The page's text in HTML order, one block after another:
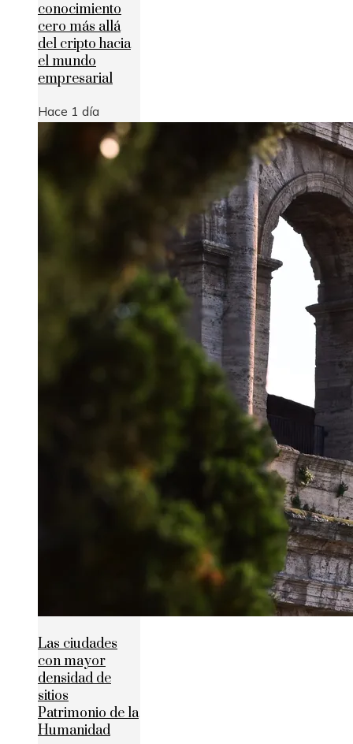
conocimiento
cero más allá
del cripto hacia
el mundo
empresarial
Hace 1 día
Las ciudades
con mayor
densidad de
sitios
Patrimonio de la
Humanidad